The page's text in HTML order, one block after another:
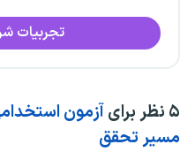
تجربیات
۵ نظر برایآزمون
مسیر تحقق